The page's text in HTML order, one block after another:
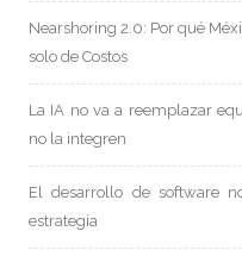
Nearshoring 2.0: Por qué
solo de Costos
La IA no va a reemplazar
no la integren
El desarrollo de software
estrategia